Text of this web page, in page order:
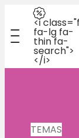
<i
fa-lg fa-
thin fa-
search">
</i>
TEMAS